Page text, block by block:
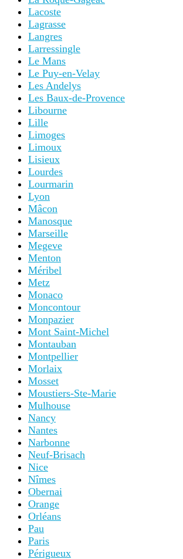
Lacoste
Lagrasse
Langres
Larressingle
Le Mans
Le Puy-en-Velay
Les Andelys
Les Baux-de-Provence
Libourne
Lille
Limoges
Limoux
Lisieux
Lourdes
Lourmarin
Lyon
Mâcon
Manosque
Marseille
Megeve
Menton
Méribel
Metz
Monaco
Moncontour
Monpazier
Mont Saint-Michel
Montauban
Montpellier
Morlaix
Mosset
Moustiers-Ste-Marie
Mulhouse
Nancy
Nantes
Narbonne
Neuf-Brisach
Nice
Nîmes
Obernai
Orange
Orléans
Pau
Paris
Périgueux